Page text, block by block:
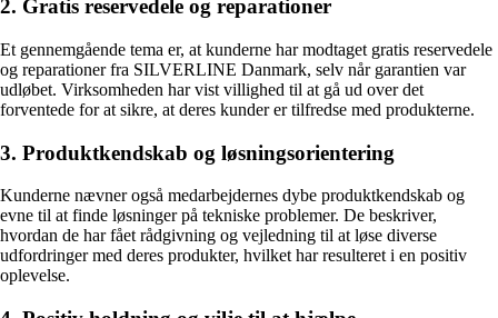
2. Gratis reservedele og reparationer
Et gennemgående tema er, at kunderne har modtaget gratis reservedele
og reparationer fra SILVERLINE Danmark, selv når garantien var
udløbet. Virksomheden har vist villighed til at gå ud over det
forventede for at sikre, at deres kunder er tilfredse med produkterne.
3. Produktkendskab og løsningsorientering
Kunderne nævner også medarbejdernes dybe produktkendskab og
evne til at finde løsninger på tekniske problemer. De beskriver,
hvordan de har fået rådgivning og vejledning til at løse diverse
udfordringer med deres produkter, hvilket har resulteret i en positiv
oplevelse.